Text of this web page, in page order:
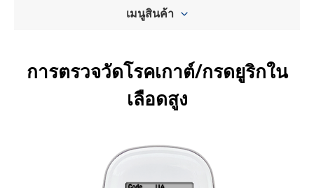
เมนูสินค้า
การตรวจวัดโรคเกาต์/กรดยูริกใน
เลือดสูง